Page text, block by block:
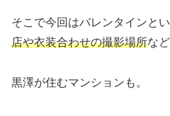
そこで今回はバレンタインと
店や衣装合わせの撮影場所な
黒澤が住むマンションも。